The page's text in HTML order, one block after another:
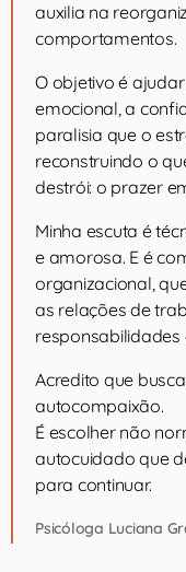
auxilia na
comportamentos.
O objetivo é
emocional, a
paralisia que o
reconstruindo o
destrói: o prazer
Minha escuta é
e amorosa. E é
organizacional,
as relações de
responsabilidades
Acredito que
autocompaixão.
É escolher não
autocuidado que
para continuar.
Psicóloga Luciana